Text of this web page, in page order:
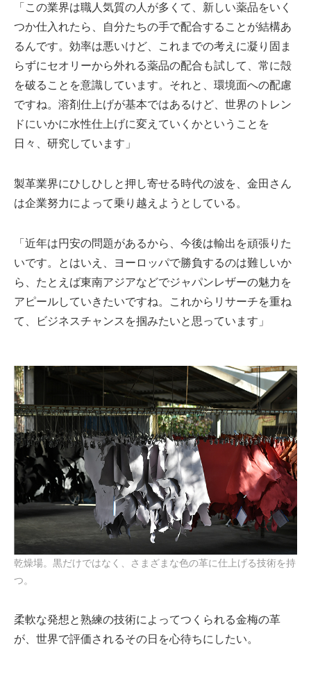
「この業界は職人気質の人が多くて、新しい薬品をいく
つか仕入れたら、自分たちの手で配合することが結構あ
るんです。効率は悪いけど、これまでの考えに凝り固ま
らずにセオリーから外れる薬品の配合も試して、常に殻
を破ることを意識しています。それと、環境面への配慮
ですね。溶剤仕上げが基本ではあるけど、世界のトレン
ドにいかに水性仕上げに変えていくかということを
日々、研究しています」
製革業界にひしひしと押し寄せる時代の波を、金田さん
は企業努力によって乗り越えようとしている。
「近年は円安の問題があるから、今後は輸出を頑張りた
いです。とはいえ、ヨーロッパで勝負するのは難しいか
ら、たとえば東南アジアなどでジャパンレザーの魅力を
アピールしていきたいですね。これからリサーチを重ね
て、ビジネスチャンスを掴みたいと思っています」
乾燥場。黒だけではなく、さまざまな色の革に仕上げる技術を持
つ。
柔軟な発想と熟練の技術によってつくられる金梅の革
が、世界で評価されるその日を心待ちにしたい。